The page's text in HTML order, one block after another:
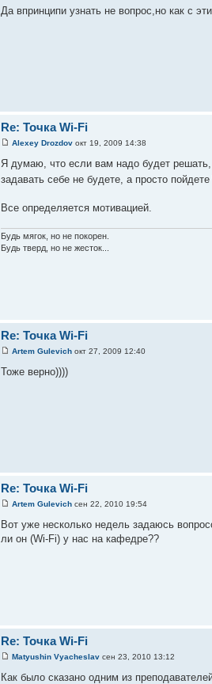
Да впринципи узнать не вопрос,но как с
Re: Точка Wi-Fi
Alexey Drozdov окт 19, 2009 14:38
Я думаю, что если вам надо будет
задавать себе не будете, а просто
Все определяется мотивацией.
Будь мягок, но не покорен.
Будь тверд, но не жесток...
Re: Точка Wi-Fi
Artem Gulevich окт 27, 2009 12:40
Тоже верно))))
Re: Точка Wi-Fi
Artem Gulevich сен 22, 2010 19:54
Вот уже несколько недель задаюсь
ли он (Wi-Fi) у нас на кафедре??
Re: Точка Wi-Fi
Matyushin Vyacheslav сен 23, 2010 13:12
Как было сказано одним из